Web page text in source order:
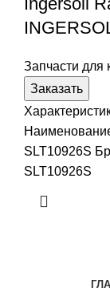
Запчасти для
Заказать
SLT10926S
SLT10926S